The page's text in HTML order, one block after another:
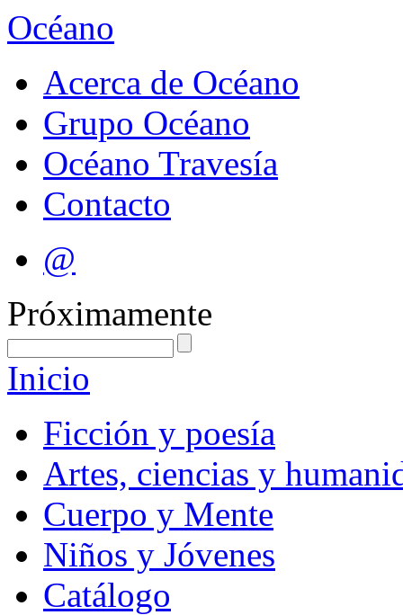
Océano
Acerca de Océano
Grupo Océano
Océano Travesía
Contacto
@
Próximamente
Inicio
Ficción y poesía
Artes, ciencias y
Cuerpo y Mente
Niños y Jóvenes
Catálogo